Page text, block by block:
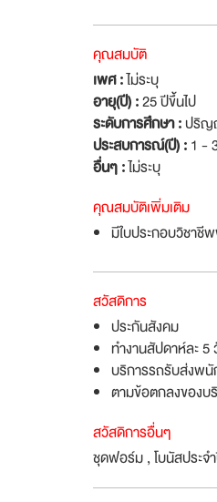
คุณสมบัติ
เพศ :ไม่ระบุ
อายุ(ปี) :25 ปีขึ้นไป
ระดับการศึกษา :ปริญ
ประสบการณ์(ปี) :1 -
อื่นๆ :ไม่ระบุ
คุณสมบัติเพิ่มเติม
มีใบประกอบวิชาชี
สวัสดิการ
ประกันสังคม
ทำงานสัปดาห์ละ 5
บริการรถรับส่งพนั
ตามข้อตกลงของบ
สวัสดิการอื่นๆ
ชุดฟอร์ม , โบนัสประ